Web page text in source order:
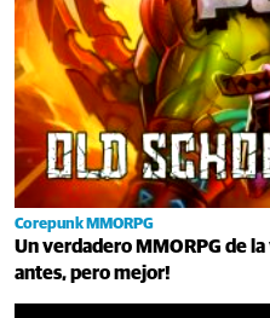
Corepunk MMORPG
Un verdadero MMORPG de la
antes, pero mejor!